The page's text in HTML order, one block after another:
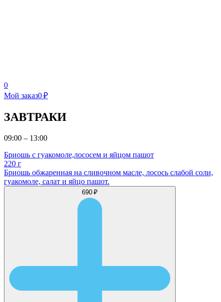
0
Мой заказ0 ₽
ЗАВТРАКИ
09:00 – 13:00
Бриошь с гуакомоле,лососем и яйцом пашот
220 г
Бриошь обжаренная на сливочном масле, лосось слабой соли,
гуакомоле, салат и яйцо пашот.
690 ₽